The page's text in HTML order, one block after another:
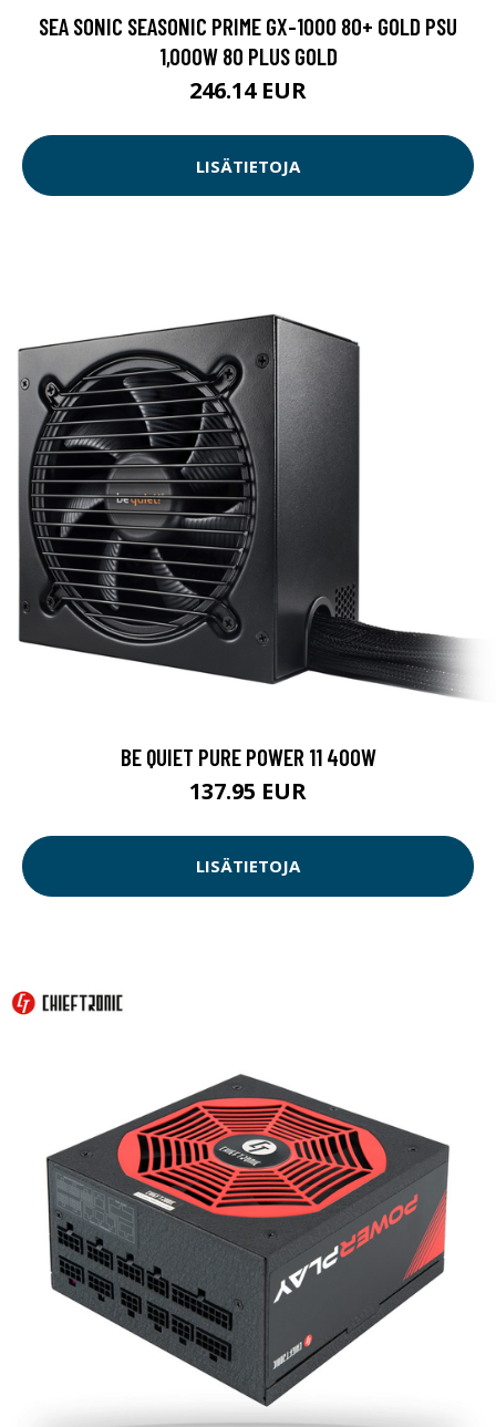
SEA SONIC SEASONIC PRIME GX-1000 80+ GOLD PSU
1,000W 80 PLUS GOLD
246.14 EUR
LISÄTIETOJA
BE QUIET PURE POWER 11 400W
137.95 EUR
LISÄTIETOJA